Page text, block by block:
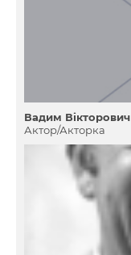
Вадим Вікторович
Актор/Акторка